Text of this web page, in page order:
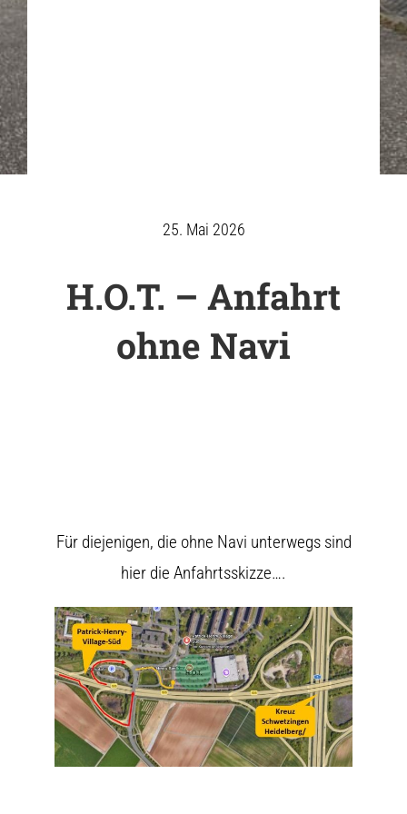
25. Mai 2026
H.O.T. – Anfahrt
ohne Navi
Für diejenigen, die ohne Navi unterwegs sind
hier die Anfahrtsskizze….